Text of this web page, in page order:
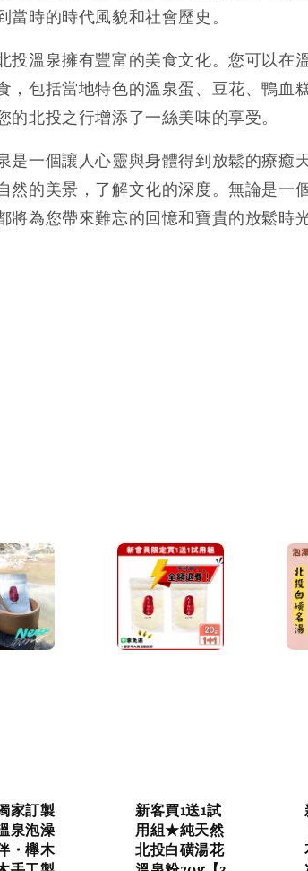
時的時代風貌和社會歷史。
投溫泉擁有豐富的美食文化。您可以在
，包括當地特色的溫泉蛋、豆花、鴨血
北投之行增添了一絲美味的享受。
是一個讓人心靈與身體得到放鬆的療癒
然的美景，了解文化的深度。無論是一
為您帶來難忘的回憶和寶貴的放鬆時光
家訂製
泉泡澡
・櫸木
新客買1送1試
用組★純天然
北投白磺湯花